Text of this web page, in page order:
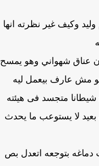
وكيف غير نظرته انها
شهواني وهو يمسح
مش عارف بيعمل ليه
متجسد فى هيئته
لا يستوعب ما يحدث
بتوجعه اتعدل بص